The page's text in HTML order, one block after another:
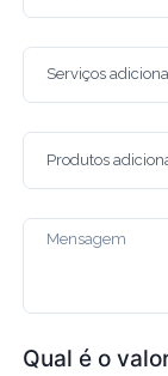
Qual é o